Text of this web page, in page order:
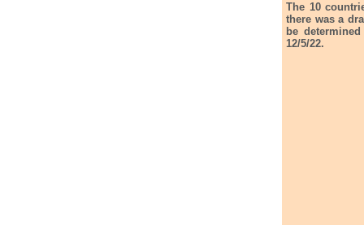
The 10
there was a
be
12/5/22.